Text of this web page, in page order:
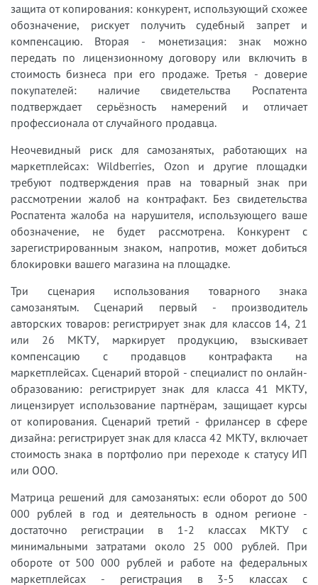
защита от копирования: конкурент, использующий схожее
обозначение, рискует получить судебный запрет и
компенсацию. Вторая - монетизация: знак можно
передать по лицензионному договору или включить в
стоимость бизнеса при его продаже. Третья - доверие
покупателей: наличие свидетельства Роспатента
подтверждает серьёзность намерений и отличает
профессионала от случайного продавца.
Неочевидный риск для самозанятых, работающих на
маркетплейсах: Wildberries, Ozon и другие площадки
требуют подтверждения прав на товарный знак при
рассмотрении жалоб на контрафакт. Без свидетельства
Роспатента жалоба на нарушителя, использующего ваше
обозначение, не будет рассмотрена. Конкурент с
зарегистрированным знаком, напротив, может добиться
блокировки вашего магазина на площадке.
Три сценария использования товарного знака
самозанятым. Сценарий первый - производитель
авторских товаров: регистрирует знак для классов 14, 21
или 26 МКТУ, маркирует продукцию, взыскивает
компенсацию с продавцов контрафакта на
маркетплейсах. Сценарий второй - специалист по онлайн-
образованию: регистрирует знак для класса 41 МКТУ,
лицензирует использование партнёрам, защищает курсы
от копирования. Сценарий третий - фрилансер в сфере
дизайна: регистрирует знак для класса 42 МКТУ, включает
стоимость знака в портфолио при переходе к статусу ИП
или ООО.
Матрица решений для самозанятых: если оборот до 500
000 рублей в год и деятельность в одном регионе -
достаточно регистрации в 1-2 классах МКТУ с
минимальными затратами около 25 000 рублей. При
обороте от 500 000 рублей и работе на федеральных
маркетплейсах - регистрация в 3-5 классах с